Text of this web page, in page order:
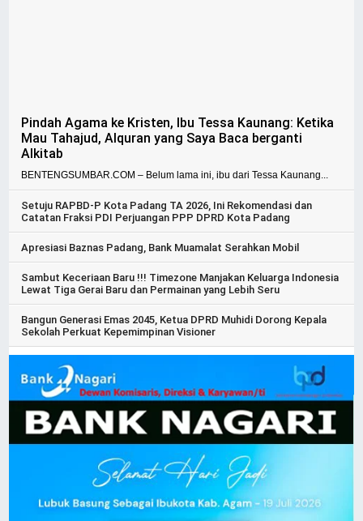
Pindah Agama ke Kristen, Ibu Tessa Kaunang: Ketika
Mau Tahajud, Alquran yang Saya Baca berganti
Alkitab
BENTENGSUMBAR.COM – Belum lama ini, ibu dari Tessa Kaunang...
Setuju RAPBD-P Kota Padang TA 2026, Ini Rekomendasi dan
Catatan Fraksi PDI Perjuangan PPP DPRD Kota Padang
Apresiasi Baznas Padang, Bank Muamalat Serahkan Mobil
Sambut Keceriaan Baru !!! Timezone Manjakan Keluarga Indonesia
Lewat Tiga Gerai Baru dan Permainan yang Lebih Seru
Bangun Generasi Emas 2045, Ketua DPRD Muhidi Dorong Kepala
Sekolah Perkuat Kepemimpinan Visioner